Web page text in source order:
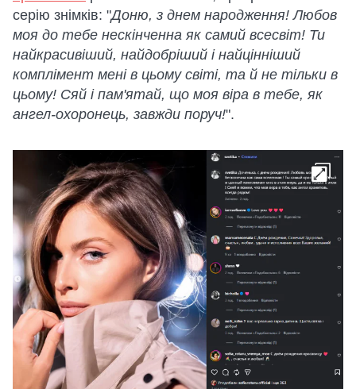
серію знімків: "Доню, з днем ​​народження! Любов
моя до тебе нескінченна як самий всесвіт! Ти
найкрасивіший, найдобріший і найцінніший
комплімент мені в цьому світі, та й не тільки в
цьому! Сяй і пам'ятай, що моя віра в тебе, як
ангел-охоронець, завжди поруч!".